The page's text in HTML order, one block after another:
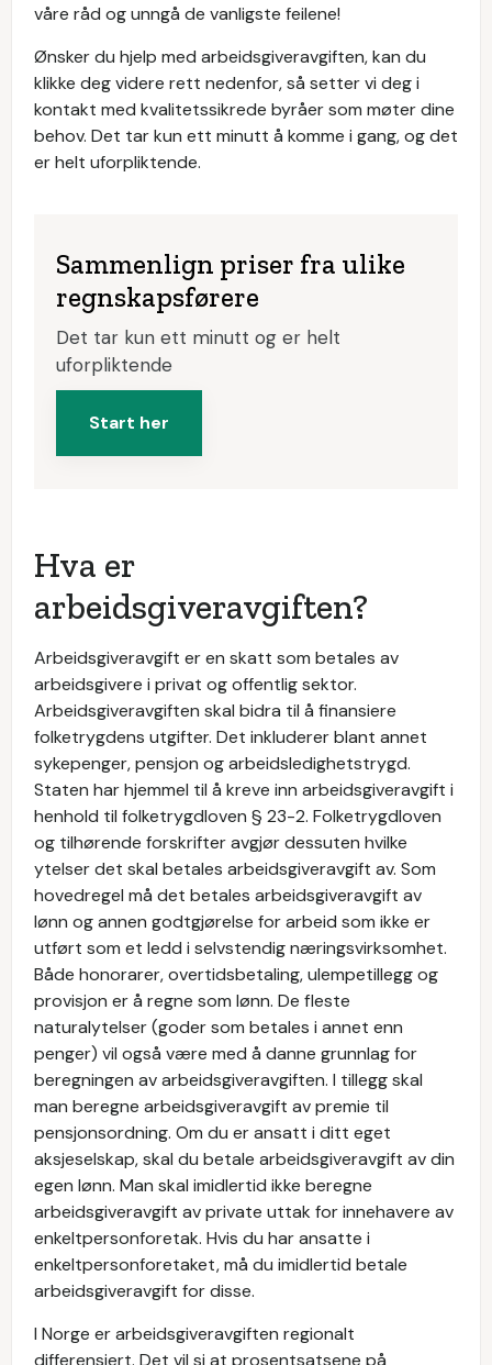
våre råd og unngå de vanligste feilene!
Ønsker du hjelp med arbeidsgiveravgiften, kan du
klikke deg videre rett nedenfor, så setter vi deg i
kontakt med kvalitetssikrede byråer som møter dine
behov. Det tar kun ett minutt å komme i gang, og det
er helt uforpliktende.
Sammenlign priser fra ulike
regnskapsførere
Det tar kun ett minutt og er helt
uforpliktende
Start her
Hva er
arbeidsgiveravgiften?
Arbeidsgiveravgift er en skatt som betales av
arbeidsgivere i privat og offentlig sektor.
Arbeidsgiveravgiften skal bidra til å finansiere
folketrygdens utgifter. Det inkluderer blant annet
sykepenger, pensjon og arbeidsledighetstrygd.
Staten har hjemmel til å kreve inn arbeidsgiveravgift i
henhold til folketrygdloven § 23-2. Folketrygdloven
og tilhørende forskrifter avgjør dessuten hvilke
ytelser det skal betales arbeidsgiveravgift av. Som
hovedregel må det betales arbeidsgiveravgift av
lønn og annen godtgjørelse for arbeid som ikke er
utført som et ledd i selvstendig næringsvirksomhet.
Både honorarer, overtidsbetaling, ulempetillegg og
provisjon er å regne som lønn. De fleste
naturalytelser (goder som betales i annet enn
penger) vil også være med å danne grunnlag for
beregningen av arbeidsgiveravgiften. I tillegg skal
man beregne arbeidsgiveravgift av premie til
pensjonsordning. Om du er ansatt i ditt eget
aksjeselskap, skal du betale arbeidsgiveravgift av din
egen lønn. Man skal imidlertid ikke beregne
arbeidsgiveravgift av private uttak for innehavere av
enkeltpersonforetak. Hvis du har ansatte i
enkeltpersonforetaket, må du imidlertid betale
arbeidsgiveravgift for disse.
I Norge er arbeidsgiveravgiften regionalt
differensiert. Det vil si at prosentsatsene på